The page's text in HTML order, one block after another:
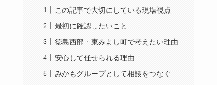
この記事で大切にしている現場視点
最初に確認したいこと
徳島西部・東みよし町で考えたい理由
安心して任せられる理由
みかもグループとして相談をつなぐ